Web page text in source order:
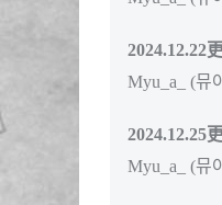
2024.12.22
Myu_a_ (뮤
2024.12.25
Myu_a_ (뮤